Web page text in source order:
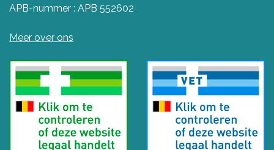
APB-nummer : APB 552602
Meer over ons